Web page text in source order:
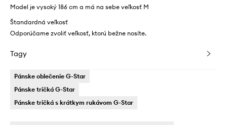
Model je vysoký 186 cm a má na sebe veľkosť M
Štandardná veľkosť
Odporúčame zvoliť veľkosť, ktorú bežne nosíte.
Tagy
Pánske oblečenie G-Star
Pánske tričká G-Star
Pánske tričká s krátkym rukávom G-Star